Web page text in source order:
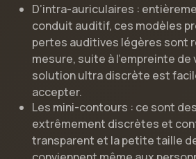
D’intra-auriculaires :
conduit auditif, ces modèles
pertes auditives légères sont
mesure, suite à l’empreinte
solution ultra discrète est
accepter.
Les mini-contours : ce sont
extrêmement discrètes et
transparent et la petite taille